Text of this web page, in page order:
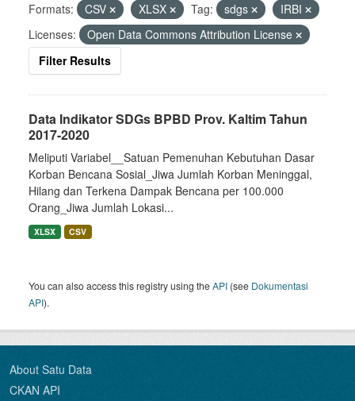
Formats: CSV XLSX Tag: sdgs
IRBI
Licenses:
Open Data Commons Attribution License
Filter Results
Data Indikator SDGs BPBD Prov. Kaltim Tahun
2017-2020
Meliputi Variabel__Satuan Pemenuhan Kebutuhan Dasar
Korban Bencana Sosial_Jiwa Jumlah Korban Meninggal,
Hilang dan Terkena Dampak Bencana per 100.000
Orang_Jiwa Jumlah Lokasi...
XLSX CSV
You can also access this registry using theAPI (see Dokumentasi
API).
About Satu Data
CKAN API